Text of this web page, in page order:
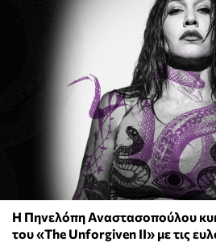
Η Πηνελόπη Αναστασοπούλου
του «The Unforgiven II» με τις